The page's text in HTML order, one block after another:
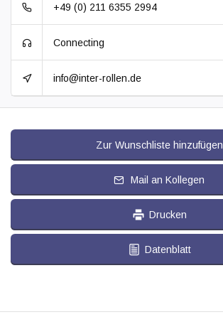
+49 (0) 211 6355 2994
Connecting
info@inter-rollen.de
Zur Wunschliste hinzufügen
Mail an Kollegen
Drucken
Datenblatt